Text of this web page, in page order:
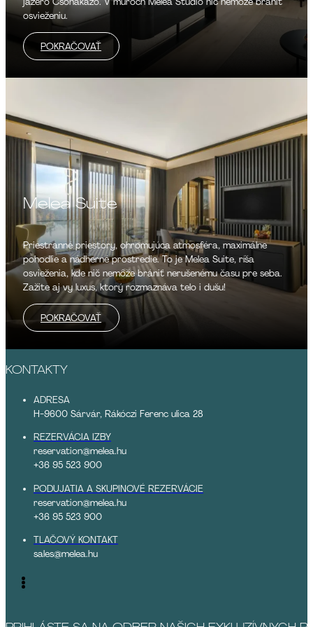
osvieženiu.
POKRAČOVAŤ
Melea Suite
Priestranné priestory, ohromujúca atmosféra, maximálne
pohodlie a nádherné prostredie. To je Melea Suite, ríša
osvieženia, kde nič nemôže brániť nerušenému času pre seba.
Zažite aj vy luxus, ktorý rozmaznáva telo i dušu!
POKRAČOVAŤ
KONTAKTY
ADRESA
H-9600 Sárvár, Rákóczi Ferenc ulica 28
REZERVÁCIA IZBY
reservation@melea.hu
+36 95 523 900
PODUJATIA A SKUPINOVÉ REZERVÁCIE
reservation@melea.hu
+36 95 523 900
TLAČOVÝ KONTAKT
sales@melea.hu